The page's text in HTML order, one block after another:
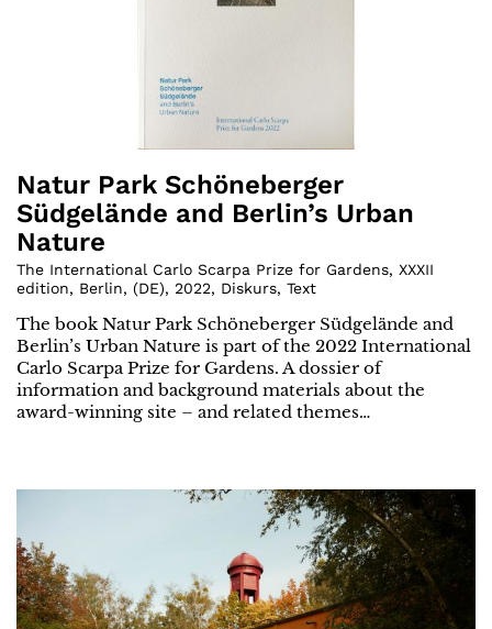
Natur Park Schöneberger
Südgelände and Berlin’s Urban
Nature
The International Carlo Scarpa Prize for Gardens, XXXII
edition, Berlin, (DE), 2022, Diskurs, Text
The book Natur Park Schöneberger Südgelände and
Berlin’s Urban Nature is part of the 2022 International
Carlo Scarpa Prize for Gardens. A dossier of
information and background materials about the
award-winning site – and related themes…